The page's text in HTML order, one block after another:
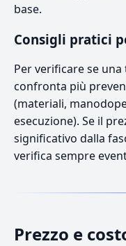
base.
Consigli pratici
Per verificare se
confronta più
(materiali,
esecuzione). Se il
significativo dalla
verifica sempre
Prezzo e